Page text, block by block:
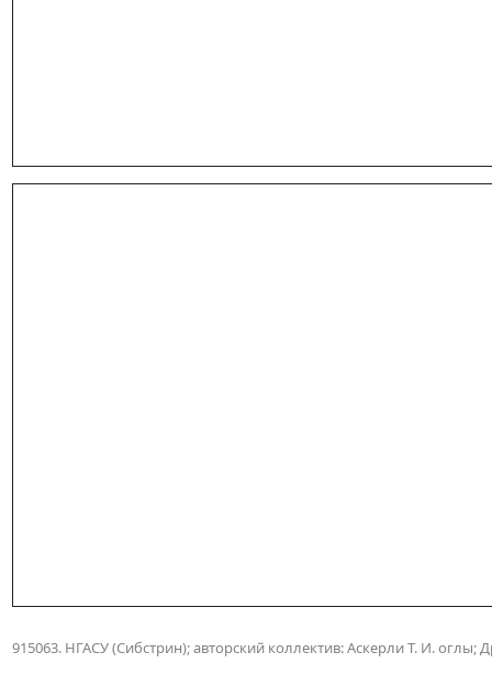
915063. НГАСУ (Сибстрин); авторский коллектив: Аскерли Т. И.